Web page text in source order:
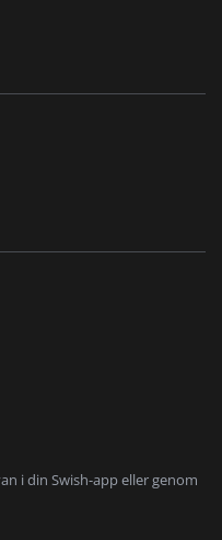
i din Swish-app eller genom